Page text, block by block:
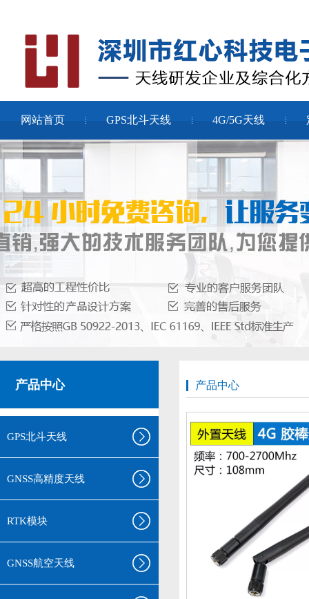
网站首页 GPS北斗天线 4G/5G天线
产品中心
GPS北斗天线
GNSS高精度天线
RTK模块
GNSS航空天线
产品中心